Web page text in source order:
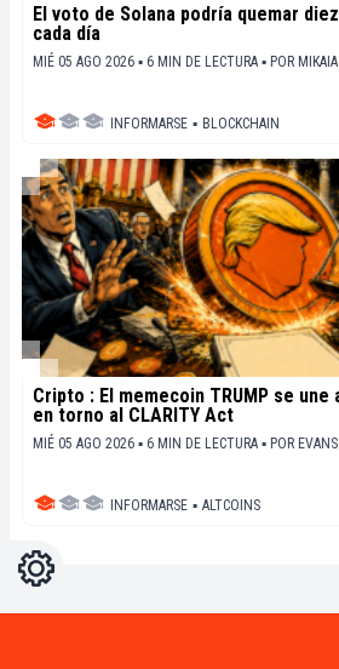
El voto de Solana podría quemar
cada día
MIÉ 05 AGO 2026 ▪ 6 MIN DE LECTURA ▪ POR MIKAIA
INFORMARSE ▪ BLOCKCHAIN
Cripto : El memecoin TRUMP se
en torno al CLARITY Act
MIÉ 05 AGO 2026 ▪ 6 MIN DE LECTURA ▪ POR EVANS
INFORMARSE ▪ ALTCOINS
Ajustes